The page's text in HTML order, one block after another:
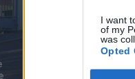
I want
of my
was
Opted